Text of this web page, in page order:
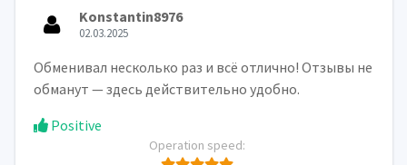
Konstantin8976
02.03.2025
Обменивал несколько раз и всё отлично! Отзывы не
обманут — здесь действительно удобно.
Positive
Operation speed: